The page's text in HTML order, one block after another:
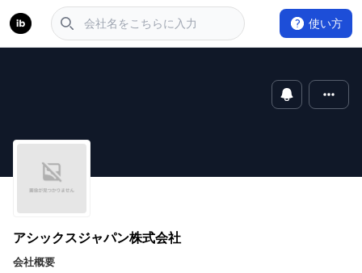
使い方
アシックスジャパン株式会社
会社概要